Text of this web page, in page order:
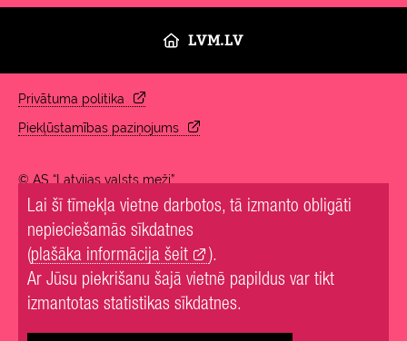
LVM.LV
© AS “Latvijas valsts meži”
Privātuma politika
Piekļūstamības paziņojums
Lai šī tīmekļa vietne darbotos, tā izmanto obligāti
nepieciešamās sīkdatnes
(plašāka informācija šeit
).
Ar Jūsu piekrišanu šajā vietnē papildus var tikt
izmantotas statistikas sīkdatnes.